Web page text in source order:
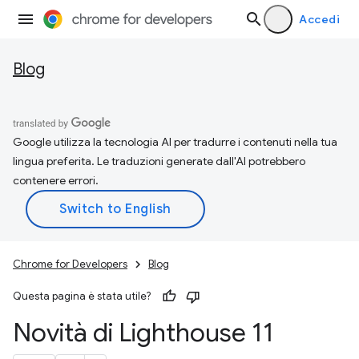
Accedi
Blog
Google utilizza la tecnologia AI per tradurre i contenuti nella tua
lingua preferita. Le traduzioni generate dall'AI potrebbero
contenere errori.
Chrome for Developers Blog
Questa pagina è stata utile?
Novità di Lighthouse 11